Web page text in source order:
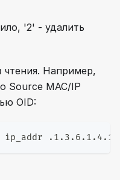
'2' - удалить
чтения. Например,
Source MAC/IP
OID:
ip_addr